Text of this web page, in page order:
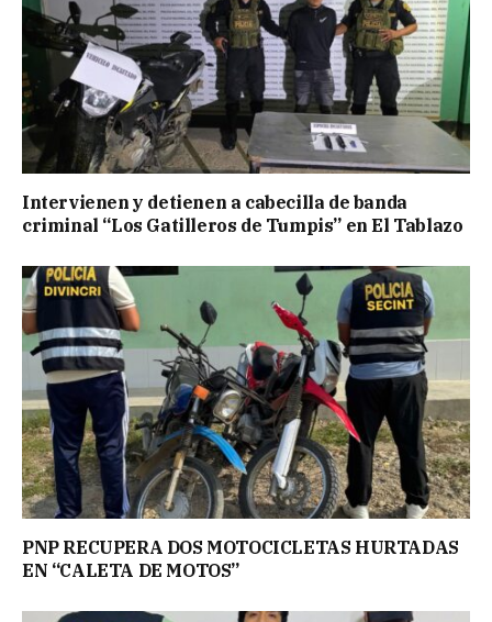
Intervienen y detienen a cabecilla de banda
criminal “Los Gatilleros de Tumpis” en El Tablazo
PNP RECUPERA DOS MOTOCICLETAS HURTADAS
EN “CALETA DE MOTOS”